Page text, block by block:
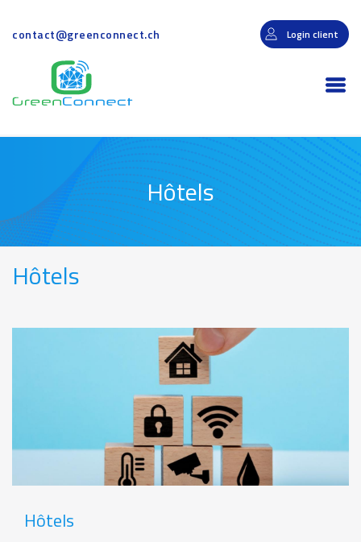
contenu
contact@greenconnect.ch Login client
Hôtels
Hôtels
Hôtels